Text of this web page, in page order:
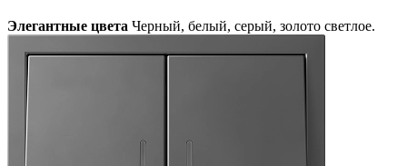
Элегантные цвета Черный, белый, серый, золото светлое.